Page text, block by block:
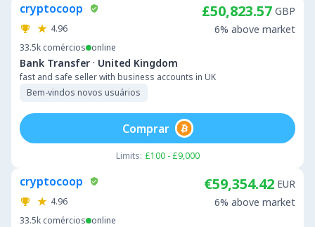
cryptocoop
4.96
33.5k comércios online
Bank Transfer · United Kingdom
fast and safe seller with business accounts in UK
Bem-vindos novos usuários
£50,823.57 GBP
6% above market
Limits: £100 - £9,000
Comprar
cryptocoop
4.96
33.5k comércios online
€59,354.42 EUR
6% above market